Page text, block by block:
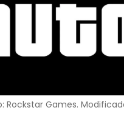
Rockstar Games.